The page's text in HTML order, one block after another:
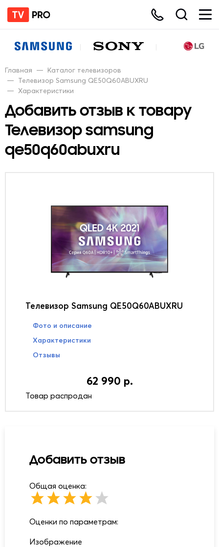
Главная — Каталог телевизоров
— Телевизор Samsung QE50Q60ABUXRU
— Характеристики
Добавить отзыв к товару
Телевизор samsung
qe50q60abuxru
Телевизор Samsung QE50Q60ABUXRU
Фото и описание
Характеристики
Отзывы
62 990 р.
Товар распродан
Добавить отзыв
Общая оценка:
Оценки по параметрам:
Изображение